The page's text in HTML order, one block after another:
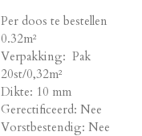
Per doos te bestellen
0.32m²
Verpakking: Pak
20st/0,32m²
Dikte: 10 mm
Gerectificeerd: Nee
Vorstbestendig: Nee